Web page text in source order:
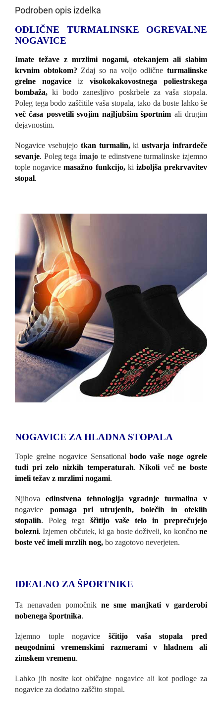
Podroben opis izdelka
ODLIČNE TURMALINSKE OGREVALNE
NOGAVICE
Imate težave z mrzlimi nogami, otekanjem ali slabim
krvnim obtokom? Zdaj so na voljo odličneturmalinske
grelne nogavice iz visokokakovostnega poliestrskega
bombaža,ki bodo zanesljivo poskrbele za vaša stopala.
Poleg tega bodo zaščitile vaša stopala, tako da boste lahko še
več časa posvetili svojim najljubšim športnim ali drugim
dejavnostim.
Nogavice vsebujejo tkan turmalin, ki ustvarja infrardeče
sevanje. Poleg tegaimajo te edinstvene turmalinske izjemno
tople nogavicemasažno funkcijo, ki izboljša prekrvavitev
stopal.
NOGAVICE ZA HLADNA STOPALA
Tople grelne nogavice Sensationalbodo vaše noge ogrele
tudi pri zelo nizkih temperaturah.Nikoli večne boste
imeli težav z mrzlimi nogami.
Njihova edinstvena tehnologija vgradnje turmalina v
nogavice pomaga pri utrujenih, bolečih in oteklih
stopalih. Poleg tega ščitijo vaše telo in preprečujejo
bolezni. Izjemen občutek, ki ga boste doživeli, ko končno ne
boste več imeli mrzlih nog, bo zagotovo neverjeten.
IDEALNO ZA ŠPORTNIKE
Ta nenavaden pomočnik ne sme manjkati v garderobi
nobenega športnika.
Izjemno tople nogavice ščitijo vaša stopala pred
neugodnimi vremenskimi razmerami v hladnem ali
zimskem vremenu.
Lahko jih nosite kot običajne nogavice ali kot podloge za
nogavice za dodatno zaščito stopal.